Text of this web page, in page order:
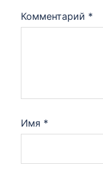
Комментарий *
Имя *